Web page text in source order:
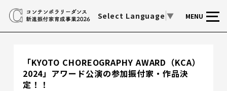
Select Language ▼ MENU
「KYOTO CHOREOGRAPHY AWARD（KCA）
2024」アワード公演の参加振付家・作品決
定！！